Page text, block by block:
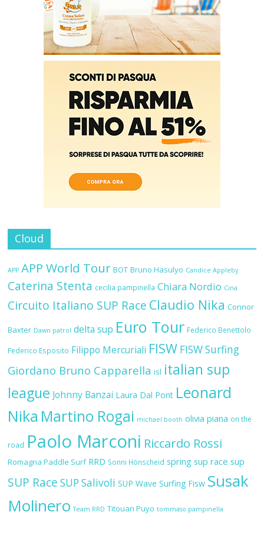
Cloud
APP APP World Tour BOT Bruno Hasulyo Candice Appleby
Caterina Stenta cecilia pampinella Chiara Nordio Cina
Circuito Italiano SUP Race Claudio Nika Connor
Baxter Dawn patrol delta sup Euro Tour Federico Benettolo
Federico Esposito Filippo Mercuriali FISW FISW Surfing
Giordano Bruno Capparella isl italian sup
league Johnny Banzai Laura Dal Pont Leonard
Nika Martino Rogai michael booth olivia piana on the
road Paolo Marconi Riccardo Rossi
Romagna Paddle Surf RRD Sonni Hönscheid spring sup race sup
SUP Race SUP Salivoli SUP Wave Surfing Fisw Susak
Molinero Team RRD Titouan Puyo tommaso pampinella